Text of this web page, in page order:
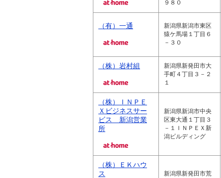
９８０
（有）一通
新潟県新潟市東区
猿ケ馬場１丁目６
－３０
（株）岩村組
新潟県新発田市大
手町４丁目３－２
１
（株）ＩＮＰＥ
Ｘビジネスサー
ビス 新潟営業
所
新潟県新潟市中央
区東大通１丁目３
－１ＩＮＰＥＸ新
潟ビルディング
（株）ＥＫハウ
ス
新潟県新発田市荒